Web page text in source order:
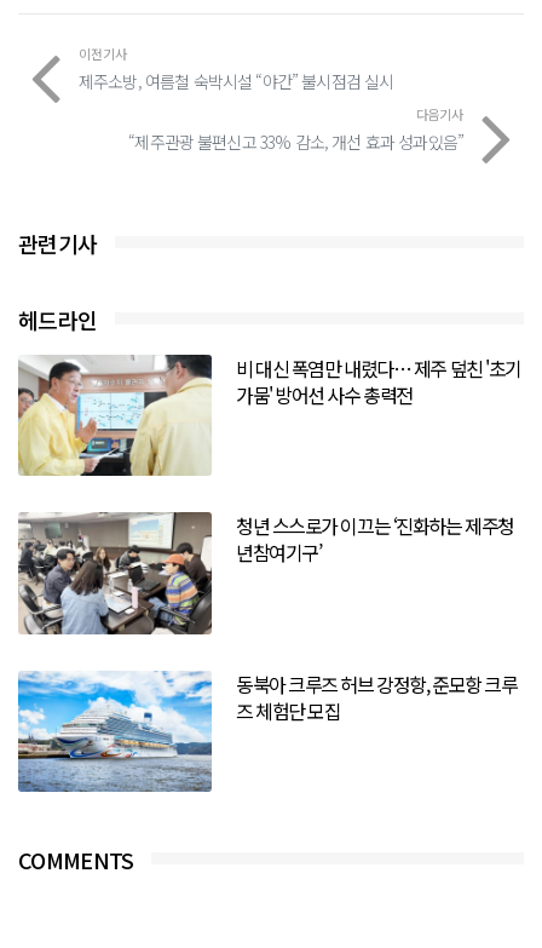
이전기사
제주소방, 여름철 숙박시설 “야간” 불시점검 실시
다음기사
“제주관광 불편신고 33% 감소, 개선 효과 성과있음”
관련기사
헤드라인
비 대신 폭염만 내렸다… 제주 덮친 '초기
가뭄' 방어선 사수 총력전
청년 스스로가 이끄는 ‘진화하는 제주청
년참여기구’
동북아 크루즈 허브 강정항, 준모항 크루
즈 체험단 모집
COMMENTS